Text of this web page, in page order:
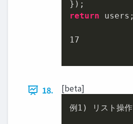
return users;
17
18. [beta]
例 1 ) リスト操作